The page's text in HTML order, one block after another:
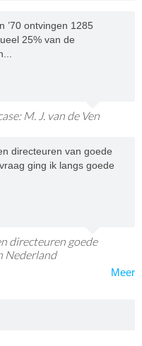
’70 ontvingen 1285
25% van de
M. J. van de Ven
directeuren van goede
ging ik langs goede
directeuren goede
Nederland
Meer